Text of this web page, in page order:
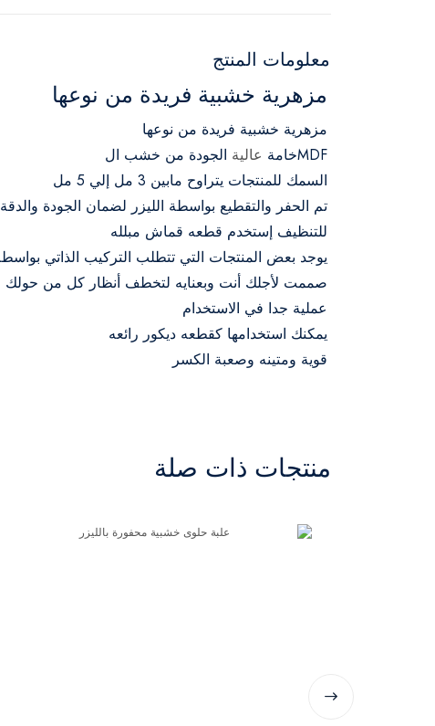
معلومات المنتج
مزهرية خشبية فريدة من نوعها
مزهرية خشبية فريدة من نوعها
MDFخامة
عالية الجودة من خشب ال
السمك للمنتجات يتراوح مابين 3 مل إلي 5 مل
تم الحفر والتقطيع بواسطة الليزر لضمان الجودة والدقة
للتنظيف إستخدم قطعه قماش مبلله
يوجد بعض المنتجات التي تتطلب التركيب الذاتي
صممت لأجلك أنت وبعنايه لتخطف أنظار كل من حولك
عملية جدا في الاستخدام
يمكنك استخدامها كقطعه ديكور رائعه
قوية ومتينه وصعبة الكسر
منتجات ذات صلة